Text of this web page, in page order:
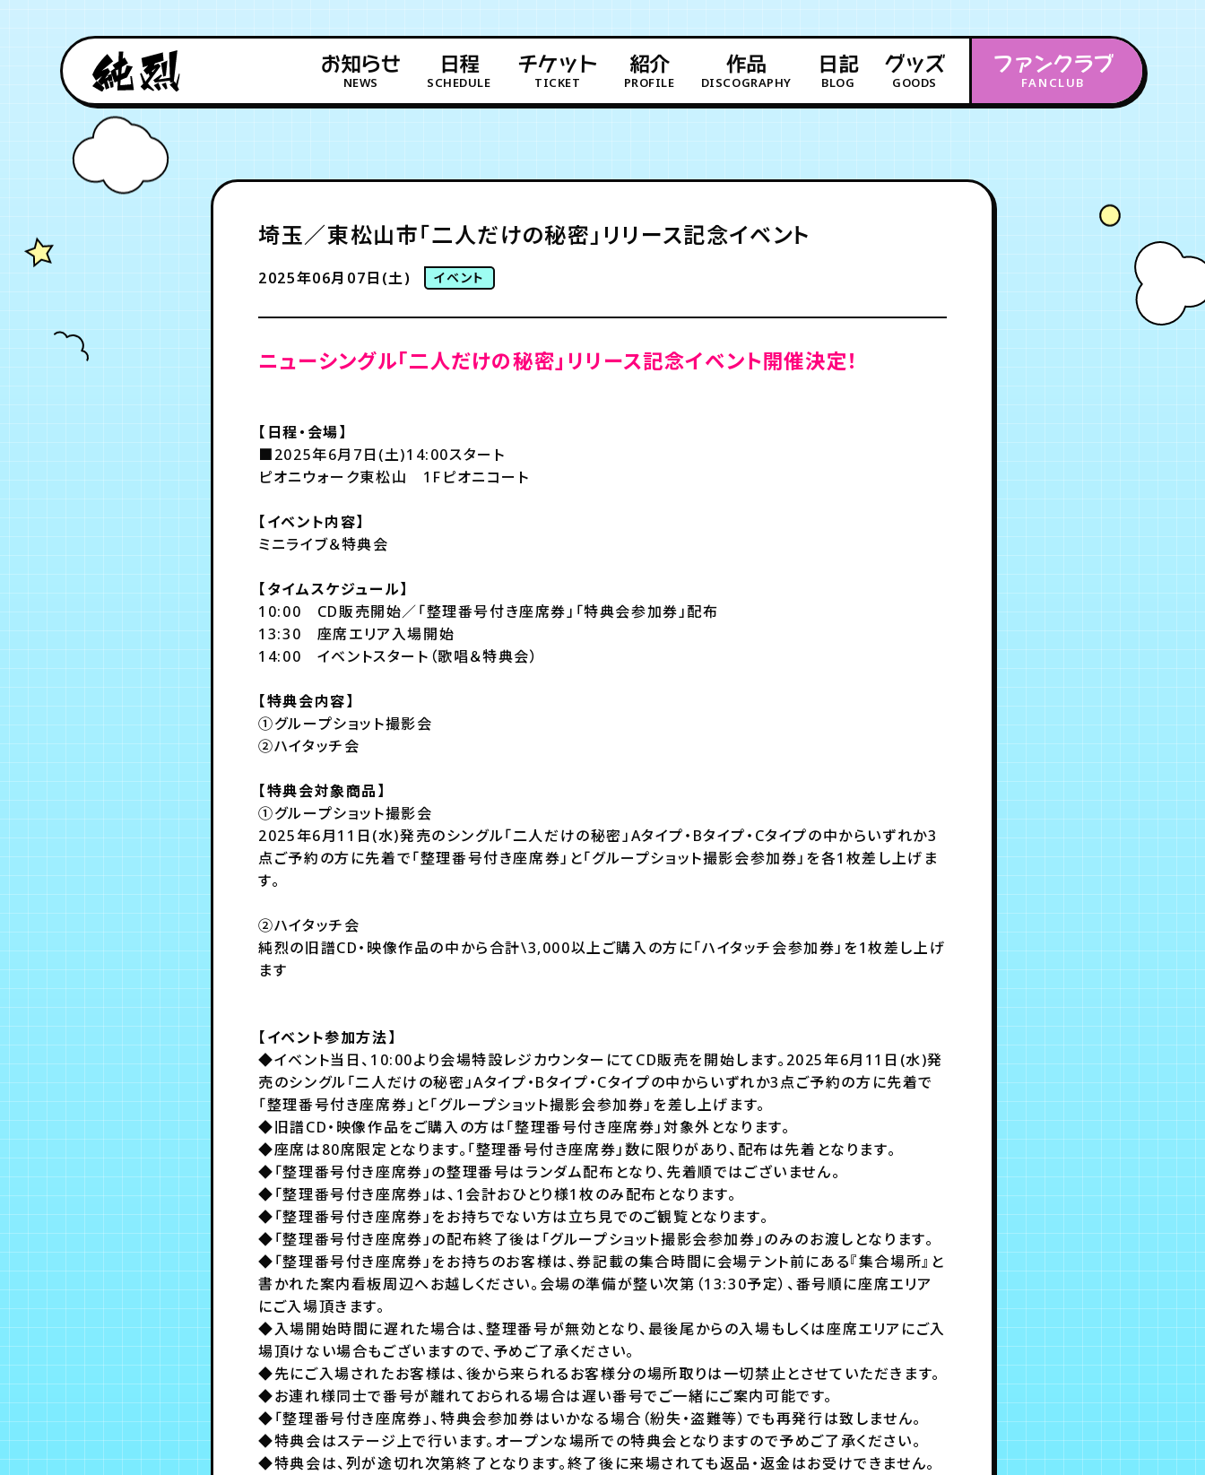
お知らせ
NEWS
日程
SCHEDULE
チケット
TICKET
紹介
PROFILE
作品
DISCOGRAPHY
日記
BLOG
グッズ
GOODS
ファンクラブ
FANCLUB
埼玉／東松山市「二人だけの秘密」リリース記念イベント
2025年06月07日(土) イベント
ニューシングル「二人だけの秘密」リリース記念イベント開催決定！
【日程・会場】
■2025年6月7日(土)14:00スタート
ピオニウォーク東松山 1Fピオニコート
【イベント内容】
ミニライブ＆特典会
【タイムスケジュール】
10:00 CD販売開始／「整理番号付き座席券」「特典会参加券」配布
13:30 座席エリア入場開始
14:00 イベントスタート（歌唱＆特典会）
【特典会内容】
①グループショット撮影会
②ハイタッチ会
【特典会対象商品】
①グループショット撮影会
2025年6月11日(水)発売のシングル「二人だけの秘密」Aタイプ・Bタイプ・Cタイプの中からいずれか3
点ご予約の方に先着で「整理番号付き座席券」と「グループショット撮影会参加券」を各1枚差し上げま
す。
②ハイタッチ会
純烈の旧譜CD・映像作品の中から合計\3,000以上ご購入の方に「ハイタッチ会参加券」を1枚差し上げ
ます
【イベント参加方法】
◆イベント当日、10:00より会場特設レジカウンターにてCD販売を開始します。2025年6月11日(水)発
売のシングル「二人だけの秘密」Aタイプ・Bタイプ・Cタイプの中からいずれか3点ご予約の方に先着で
「整理番号付き座席券」と「グループショット撮影会参加券」を差し上げます。
◆旧譜CD・映像作品をご購入の方は「整理番号付き座席券」対象外となります。
◆座席は80席限定となります。「整理番号付き座席券」数に限りがあり、配布は先着となります。
◆「整理番号付き座席券」の整理番号はランダム配布となり、先着順ではございません。
◆「整理番号付き座席券」は、1会計おひとり様1枚のみ配布となります。
◆「整理番号付き座席券」をお持ちでない方は立ち見でのご観覧となります。
◆「整理番号付き座席券」の配布終了後は「グループショット撮影会参加券」のみのお渡しとなります。
◆「整理番号付き座席券」をお持ちのお客様は、券記載の集合時間に会場テント前にある『集合場所』と
書かれた案内看板周辺へお越しください。会場の準備が整い次第（13:30予定）、番号順に座席エリア
にご入場頂きます。
◆入場開始時間に遅れた場合は、整理番号が無効となり、最後尾からの入場もしくは座席エリアにご入
場頂けない場合もございますので、予めご了承ください。
◆先にご入場されたお客様は、後から来られるお客様分の場所取りは一切禁止とさせていただきます。
◆お連れ様同士で番号が離れておられる場合は遅い番号でご一緒にご案内可能です。
◆「整理番号付き座席券」、特典会参加券はいかなる場合（紛失・盗難等）でも再発行は致しません。
◆特典会はステージ上で行います。オープンな場所での特典会となりますので予めご了承ください。
◆特典会は、列が途切れ次第終了となります。終了後に来場されても返品・返金はお受けできません。